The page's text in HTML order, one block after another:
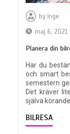
by Inge
maj 6, 2021
Planera din
Har du
och smart
semestern
Det kräver
själva
BILRESA